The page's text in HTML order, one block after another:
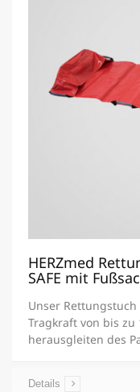
HERZmed
SAFE mit
Unser Rettungstuch
Tragkraft von bis zu
herausgleiten des
Details